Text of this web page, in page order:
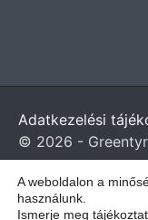
Adatkezelési
© 2026 -
A weboldalon a
használunk.
Ismerje meg